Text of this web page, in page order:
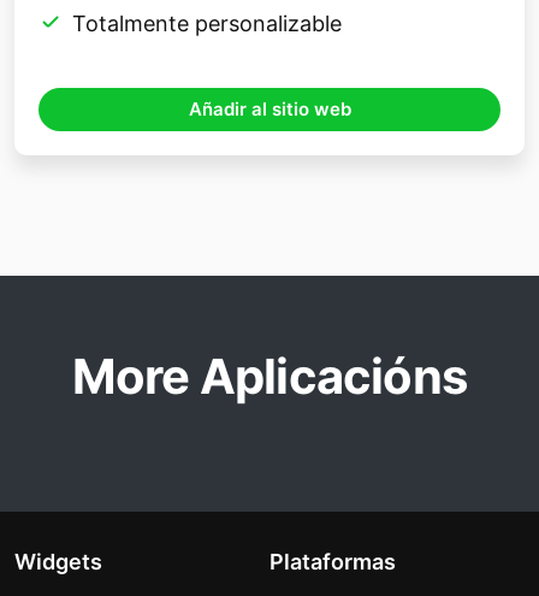
Totalmente personalizable
Añadir al sitio web
More Aplicacións
Widgets Plataformas